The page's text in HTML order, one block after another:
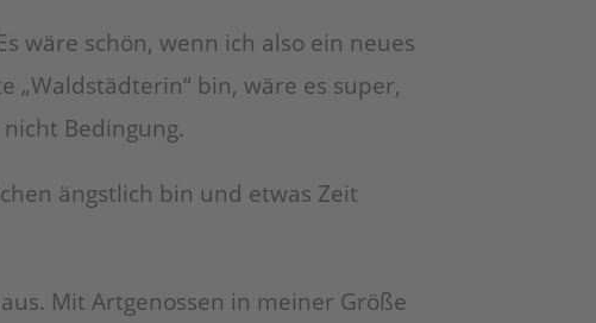
wäre schön, wenn ich also ein neues
„Waldstädterin“ bin, wäre es super,
Bedingung.
ängstlich bin und etwas Zeit
Mit Artgenossen in meiner Größe